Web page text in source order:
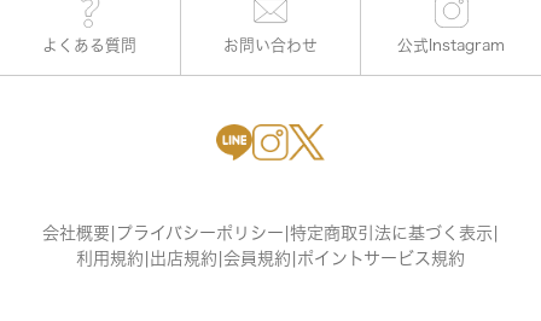
よくある質問 お問い合わせ 公式Instagram
会社概要 プライバシーポリシー 特定商取引法に基づく表示
利用規約 出店規約 会員規約 ポイントサービス規約